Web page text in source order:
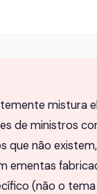
mistura
de ministros
que não
ementas
(não o tema